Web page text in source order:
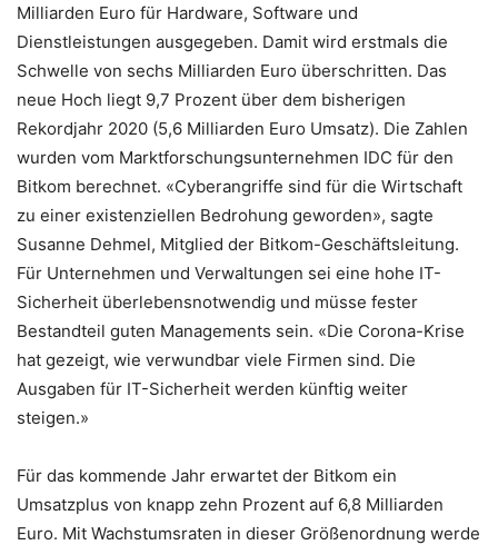
Milliarden Euro für Hardware, Software und
Dienstleistungen ausgegeben. Damit wird erstmals die
Schwelle von sechs Milliarden Euro überschritten. Das
neue Hoch liegt 9,7 Prozent über dem bisherigen
Rekordjahr 2020 (5,6 Milliarden Euro Umsatz). Die Zahlen
wurden vom Marktforschungsunternehmen IDC für den
Bitkom berechnet. «Cyberangriffe sind für die Wirtschaft
zu einer existenziellen Bedrohung geworden», sagte
Susanne Dehmel, Mitglied der Bitkom-Geschäftsleitung.
Für Unternehmen und Verwaltungen sei eine hohe IT-
Sicherheit überlebensnotwendig und müsse fester
Bestandteil guten Managements sein. «Die Corona-Krise
hat gezeigt, wie verwundbar viele Firmen sind. Die
Ausgaben für IT-Sicherheit werden künftig weiter
steigen.»
Für das kommende Jahr erwartet der Bitkom ein
Umsatzplus von knapp zehn Prozent auf 6,8 Milliarden
Euro. Mit Wachstumsraten in dieser Größenordnung werde